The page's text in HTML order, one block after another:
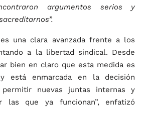
argumentos serios y
una clara avanzada frente a los
a la libertad sindical. Desde
bien en claro que esta medida es
está enmarcada en la decisión
nuevas juntas internas y
las que ya funcionan”, enfatizó